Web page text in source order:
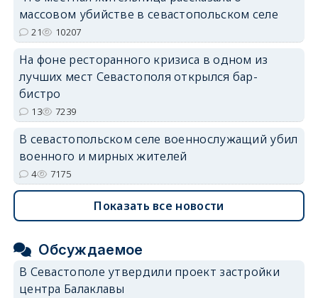
массовом убийстве в севастопольском селе
21 10207
На фоне ресторанного кризиса в одном из
лучших мест Севастополя открылся бар-
бистро
13 7239
В севастопольском селе военнослужащий убил
военного и мирных жителей
4 7175
Показать все новости
Обсуждаемое
В Севастополе утвердили проект застройки
центра Балаклавы